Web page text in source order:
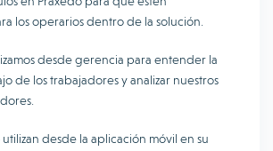
los operarios dentro de la solución.
desde gerencia para entender la
de los trabajadores y analizar nuestros
utilizan desde la aplicación móvil en su